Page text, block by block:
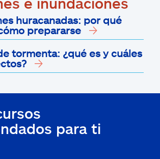
huracanadas: por qué
prepararse
tormenta: ¿qué es y cuáles
para ti